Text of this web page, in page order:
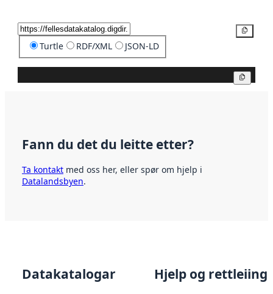
Turtle RDF/XML JSON-LD
Fann du det du leitte etter?
Ta kontakt med oss her, eller spør om hjelp i
Datalandsbyen.
Datakatalogar Hjelp og rettleiing